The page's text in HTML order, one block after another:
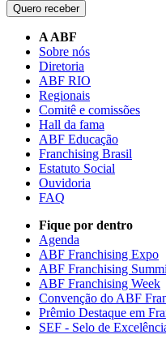
Quero receber
A ABF
Sobre nós
Diretoria
ABF RIO
Regionais
Comitê e comissões
Hall da fama
ABF Educação
Franchising Brasil
Estatuto Social
Ouvidoria
FAQ
Fique por dentro
Agenda
ABF Franchising Expo
ABF Franchising
ABF Franchising Week
Convenção do ABF
Prêmio Destaque em
SEF - Selo de